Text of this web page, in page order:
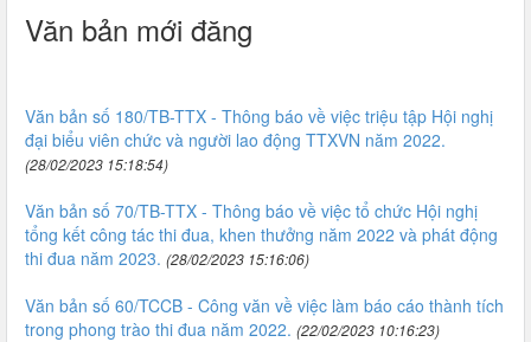
Văn bản mới đăng
Văn bản số 180/TB-TTX - Thông báo về việc triệu tập Hội nghị
đại biểu viên chức và người lao động TTXVN năm 2022.
(28/02/2023 15:18:54)
Văn bản số 70/TB-TTX - Thông báo về việc tổ chức Hội nghị
tổng kết công tác thi đua, khen thưởng năm 2022 và phát động
thi đua năm 2023. (28/02/2023 15:16:06)
Văn bản số 60/TCCB - Công văn về việc làm báo cáo thành tích
trong phong trào thi đua năm 2022. (22/02/2023 10:16:23)